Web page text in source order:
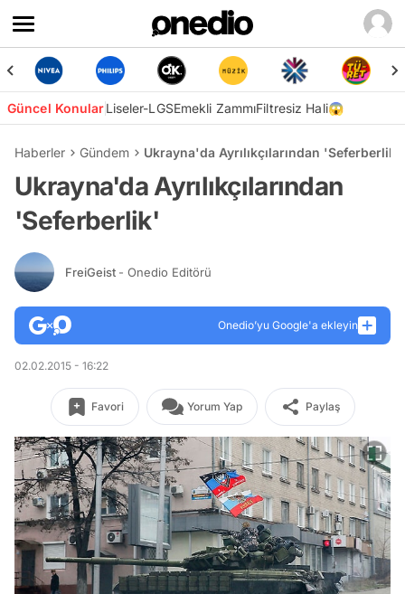
Güncel KonularLiseler-LGSEmekli ZammıFiltresiz Hali😱
Haberler Gündem Ukrayna'da Ayrılıkçılarından 'Seferberlik'
Ukrayna'da Ayrılıkçılarından
'Seferberlik'
FreiGeist - Onedio Editörü
Onedio’yu Google'a ekleyin
02.02.2015 - 16:22
Favori Yorum Yap Paylaş